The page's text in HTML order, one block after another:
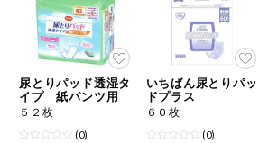
尿とりパッド透湿タ
イプ 紙パンツ用
５２枚
(0)
いちばん尿とりパッ
ドプラス
６０枚
(0)